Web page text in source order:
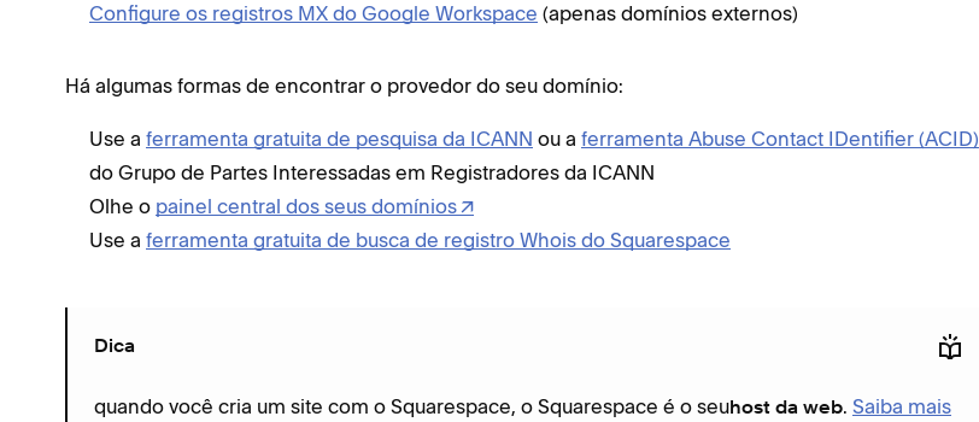
Configure os registros MX do Google Workspace (apenas domínios externos)
Há algumas formas de encontrar o provedor do seu domínio:
Use a ferramenta gratuita de pesquisa da ICANN ou a ferramenta Abuse Contact IDentifier (ACID)
do Grupo de Partes Interessadas em Registradores da ICANN
Olhe o painel central dos seus domínios
Use a ferramenta gratuita de busca de registro Whois do Squarespace
Dica
quando você cria um site com o Squarespace, o Squarespace é o seuhost da web. Saiba mais